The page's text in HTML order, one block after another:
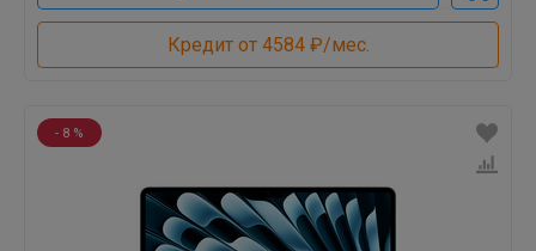
Кредит от 4584 ₽/мес.
- 8 %